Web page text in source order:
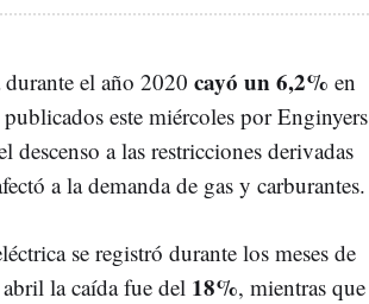
el año 2020 cayó un 6,2% en
este miércoles por Enginyers
a las restricciones derivadas
a la demanda de gas y carburantes.
se registró durante los meses de
la caída fue del 18%, mientras que